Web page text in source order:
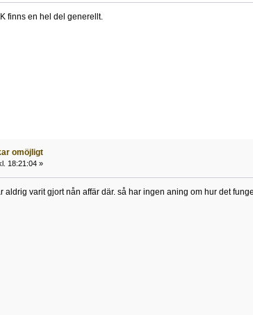
finns en hel del generellt.
omöjligt
18:21:04 »
aldrig varit gjort nån affär där. så har ingen aning om hur det